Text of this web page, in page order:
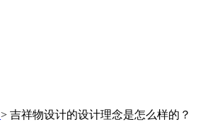
> 吉祥物设计的设计理念是怎么样的？